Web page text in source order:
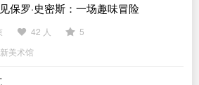
保罗·史密斯：一场趣味冒险
42 人
5
美术馆